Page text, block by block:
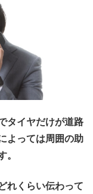
タイヤだけが道路
よっては周囲の助
れくらい伝わって